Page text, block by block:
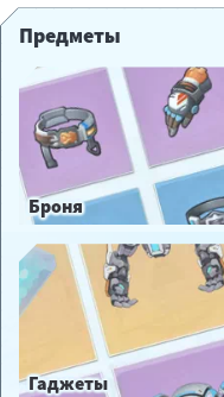
Предметы
Броня
Гаджеты